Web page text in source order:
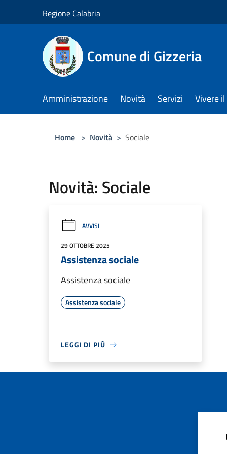
Regione Calabria
Comune di Gizzeria
Amministrazione Novità Servizi Vivere
Home > Novità > Sociale
Novità: Sociale
AVVISI
29 OTTOBRE 2025
Assistenza sociale
Assistenza sociale
Assistenza sociale
LEGGI DI PIÙ